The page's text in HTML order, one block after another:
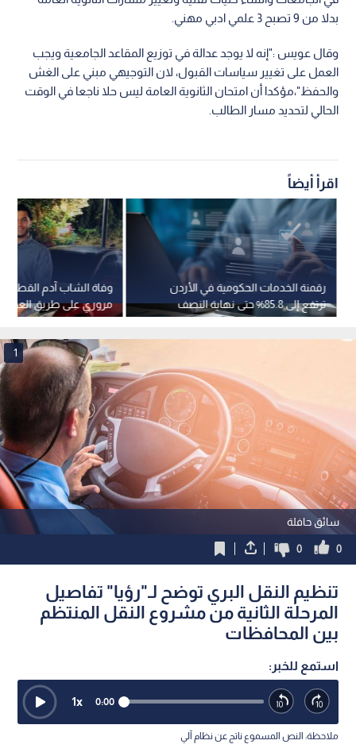
بدلا من 9 تصبح 3 علمي ادبي مهني.
وقال عويس :"إنه لا يوجد عدالة في توزيع المقاعد الجامعية ويجب
العمل على تغيير سياسات القبول، لان التوجيهي مبني على الغش
والحفظ"،مؤكدا أن امتحان الثانوية العامة ليس حلا ناجعا في الوقت
الحالي لتحديد مسار الطالب.
اقرأ أيضاً
وفاة الشاب آدم
مروري على طريق العقبة-
رقمنة الخدمات الحكومية في الأردن
ترتفع إلى 85.8% حتى نهاية النصف
الأول من 2026
سائق حافلة
1
0
0
تنظيم النقل البري توضح لـ"رؤيا" تفاصيل
المرحلة الثانية من مشروع النقل المنتظم
بين المحافظات
استمع للخبر:
0:00
1x
ملاحظة: النص المسموع ناتج عن نظام آلي